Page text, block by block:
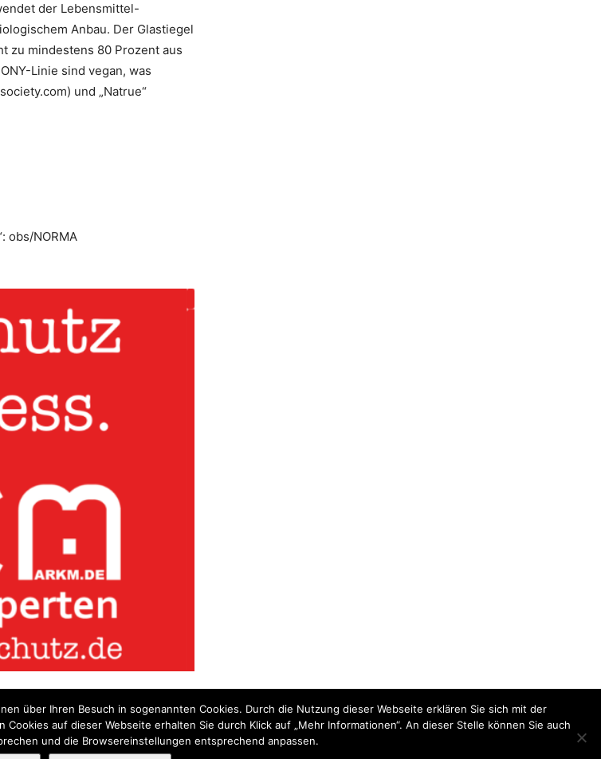
der Lebensmittel-
Anbau. Der Glastiegel
zu mindestens 80 Prozent aus
Linie sind vegan, was
und „Natrue“
obs/NORMA
über Ihren Besuch in sogenannten Cookies. Durch die Nutzung dieser Webseite erklären Sie sich mit der
auf dieser Webseite erhalten Sie durch Klick auf „Mehr Informationen“. An dieser Stelle können Sie auch
und die Browsereinstellungen entsprechend anpassen.